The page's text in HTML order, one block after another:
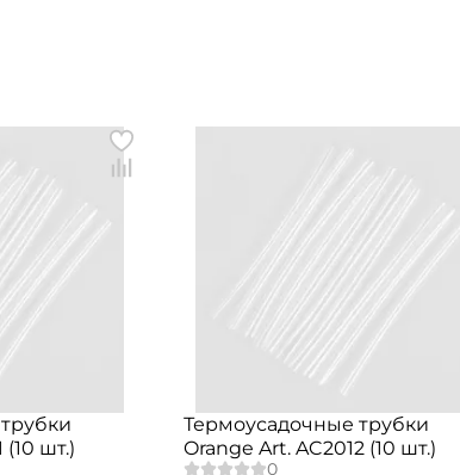
(10 шт.)
Термоусадочные трубки
Orange Art. AC2012 (10 шт.)